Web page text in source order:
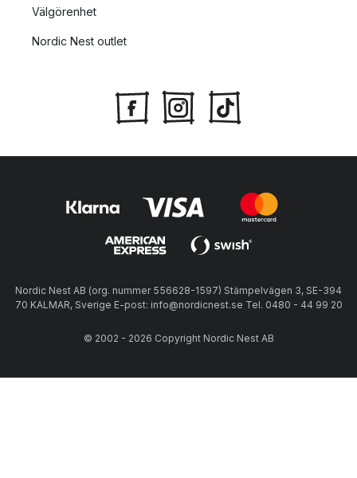
Välgörenhet
Nordic Nest outlet
Nordic Nest AB (org. nummer 556628-1597) Stämpelvägen 3, SE-394
70 KALMAR, Sverige E-post: info@nordicnest.se Tel. 0480 - 44 99 20
© 2002 - 2026 Copyright Nordic Nest AB